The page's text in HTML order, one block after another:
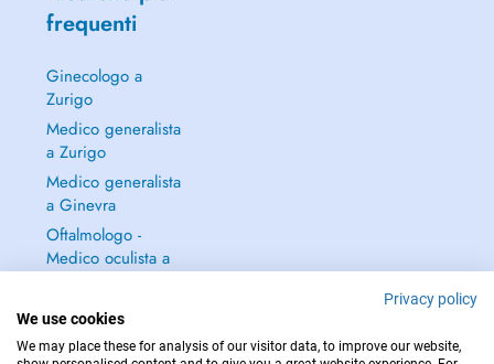
frequenti
Ginecologo a
Zurigo
Medico generalista
a Zurigo
Medico generalista
a Ginevra
Oftalmologo -
Medico oculista a
Continua a leggere
Privacy policy
We use cookies
We may place these for analysis of our visitor data, to improve our website,